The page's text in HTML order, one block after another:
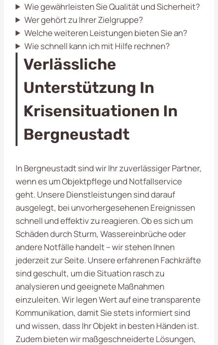
Wie gewährleisten Sie Qualität und Sicherheit?
Wer gehört zu Ihrer Zielgruppe?
Welche weiteren Leistungen bieten Sie an?
Wie schnell kann ich mit Hilfe rechnen?
Verlässliche
Unterstützung In
Krisensituationen In
Bergneustadt
In Bergneustadt sind wir Ihr zuverlässiger Partner,
wenn es um Objektpflege und Notfallservice
geht. Unsere Dienstleistungen sind darauf
ausgelegt, bei unvorhergesehenen Ereignissen
schnell und effektiv zu reagieren. Ob es sich um
Schäden durch Sturm, Wassereinbrüche oder
andere Notfälle handelt – wir stehen Ihnen
jederzeit zur Seite. Unsere erfahrenen Fachkräfte
sind geschult, um die Situation rasch zu
analysieren und geeignete Maßnahmen
einzuleiten. Wir legen Wert auf eine transparente
Kommunikation, damit Sie stets informiert sind
und wissen, dass Ihr Objekt in besten Händen ist.
Zudem bieten wir maßgeschneiderte Lösungen,